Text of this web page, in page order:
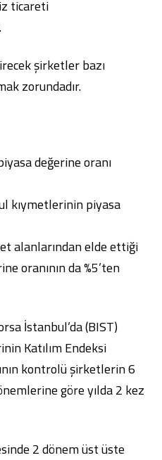
ticareti
şirketler bazı
zorundadır.
değerine oranı
kıymetlerinin piyasa
alanlarından elde ettiği
oranının da %5’ten
İstanbul’da (BIST)
Katılım Endeksi
kontrolü şirketlerin 6
göre yılda 2 kez
2 dönem üst üste